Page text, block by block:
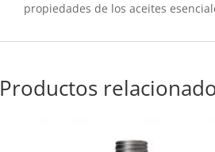
propiedades de los aceites
Productos